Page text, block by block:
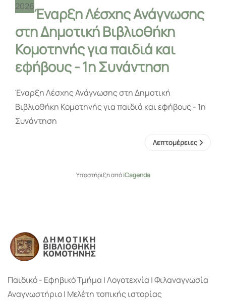
2026Έναρξη Λέσχης Ανάγνωσης
στη Δημοτική Βιβλιοθήκη
Κομοτηνής για παιδιά και
εφήβους - 1η Συνάντηση
Έναρξη Λέσχης Ανάγνωσης στη Δημοτική
Βιβλιοθήκη Κομοτηνής για παιδιά και εφήβους - 1η
Συνάντηση
Λεπτομέρειες
Υποστήριξη απόiCagenda
Παιδικό - Εφηβικό Τμήμα | Λογοτεχνία | Φιλαναγνωσία
Αναγνωστήριο | Μελέτη τοπικής ιστορίας